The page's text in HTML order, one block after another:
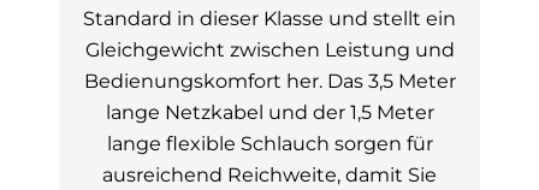
Standard in dieser Klasse und stellt ein
Gleichgewicht zwischen Leistung und
Bedienungskomfort her. Das 3,5 Meter
lange Netzkabel und der 1,5 Meter
lange flexible Schlauch sorgen für
ausreichend Reichweite, damit Sie